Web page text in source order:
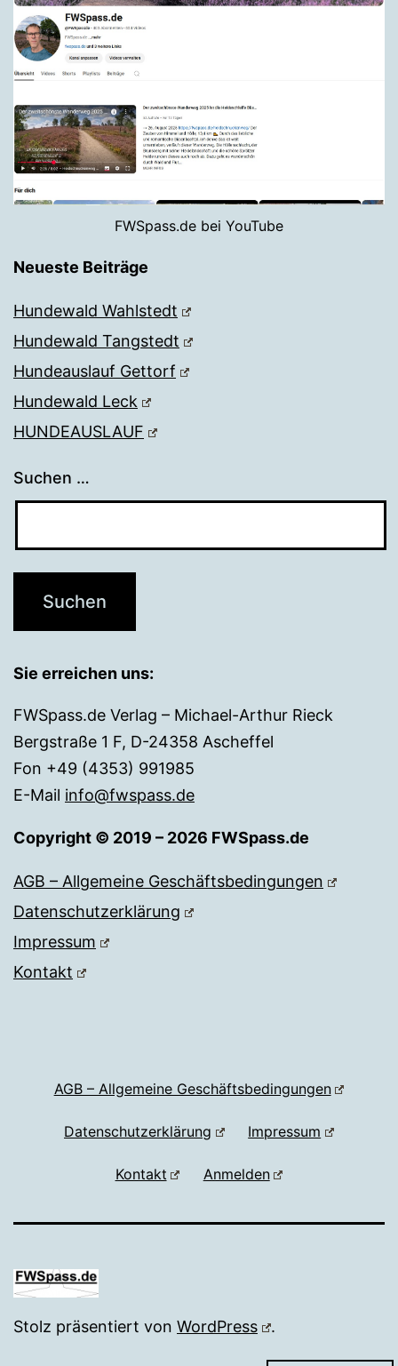
FWSpass.de bei YouTube
Neueste Beiträge
Hundewald Wahlstedt
Hundewald Tangstedt
Hundeauslauf Gettorf
Hundewald Leck
HUNDEAUSLAUF
Suchen …
Sie erreichen uns:
FWSpass.de Verlag – Michael-Arthur Rieck
Bergstraße 1 F, D-24358 Ascheffel
Fon +49 (4353) 991985
E-Mail info@fwspass.de
Copyright © 2019 – 2026 FWSpass.de
AGB – Allgemeine Geschäftsbedingungen
Datenschutzerklärung
Impressum
Kontakt
AGB – Allgemeine Geschäftsbedingungen
Datenschutzerklärung Impressum
Kontakt Anmelden
Stolz präsentiert von WordPress .